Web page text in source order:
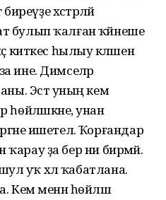
хәстәрләй
булып ҡалған ҡәйнеше
киткес һылыу кәләшен
ине. Димселәр
Эстә уның кем
унан
ишетелә. Ҡорғандар
ҡарау ҙа бер ни бирмәй.
уҡ хәл ҡабатлана.
Кем менән һөйләшә